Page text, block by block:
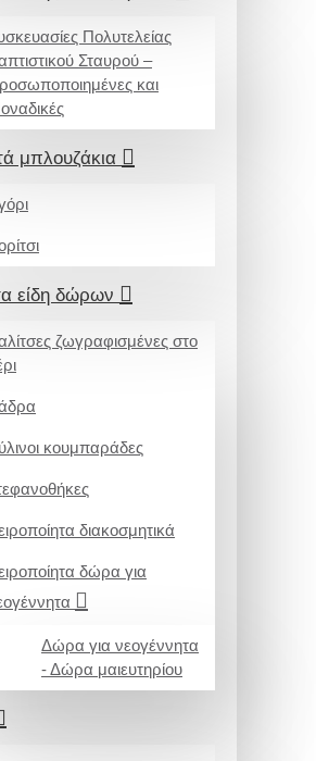
Πολυτελείας
Σταυρού –
και
μπλουζάκια
είδη δώρων
ζωγραφισμένες στο
κουμπαράδες
διακοσμητικά
δώρα για
Δώρα για νεογέννητα
- Δώρα μαιευτηρίου